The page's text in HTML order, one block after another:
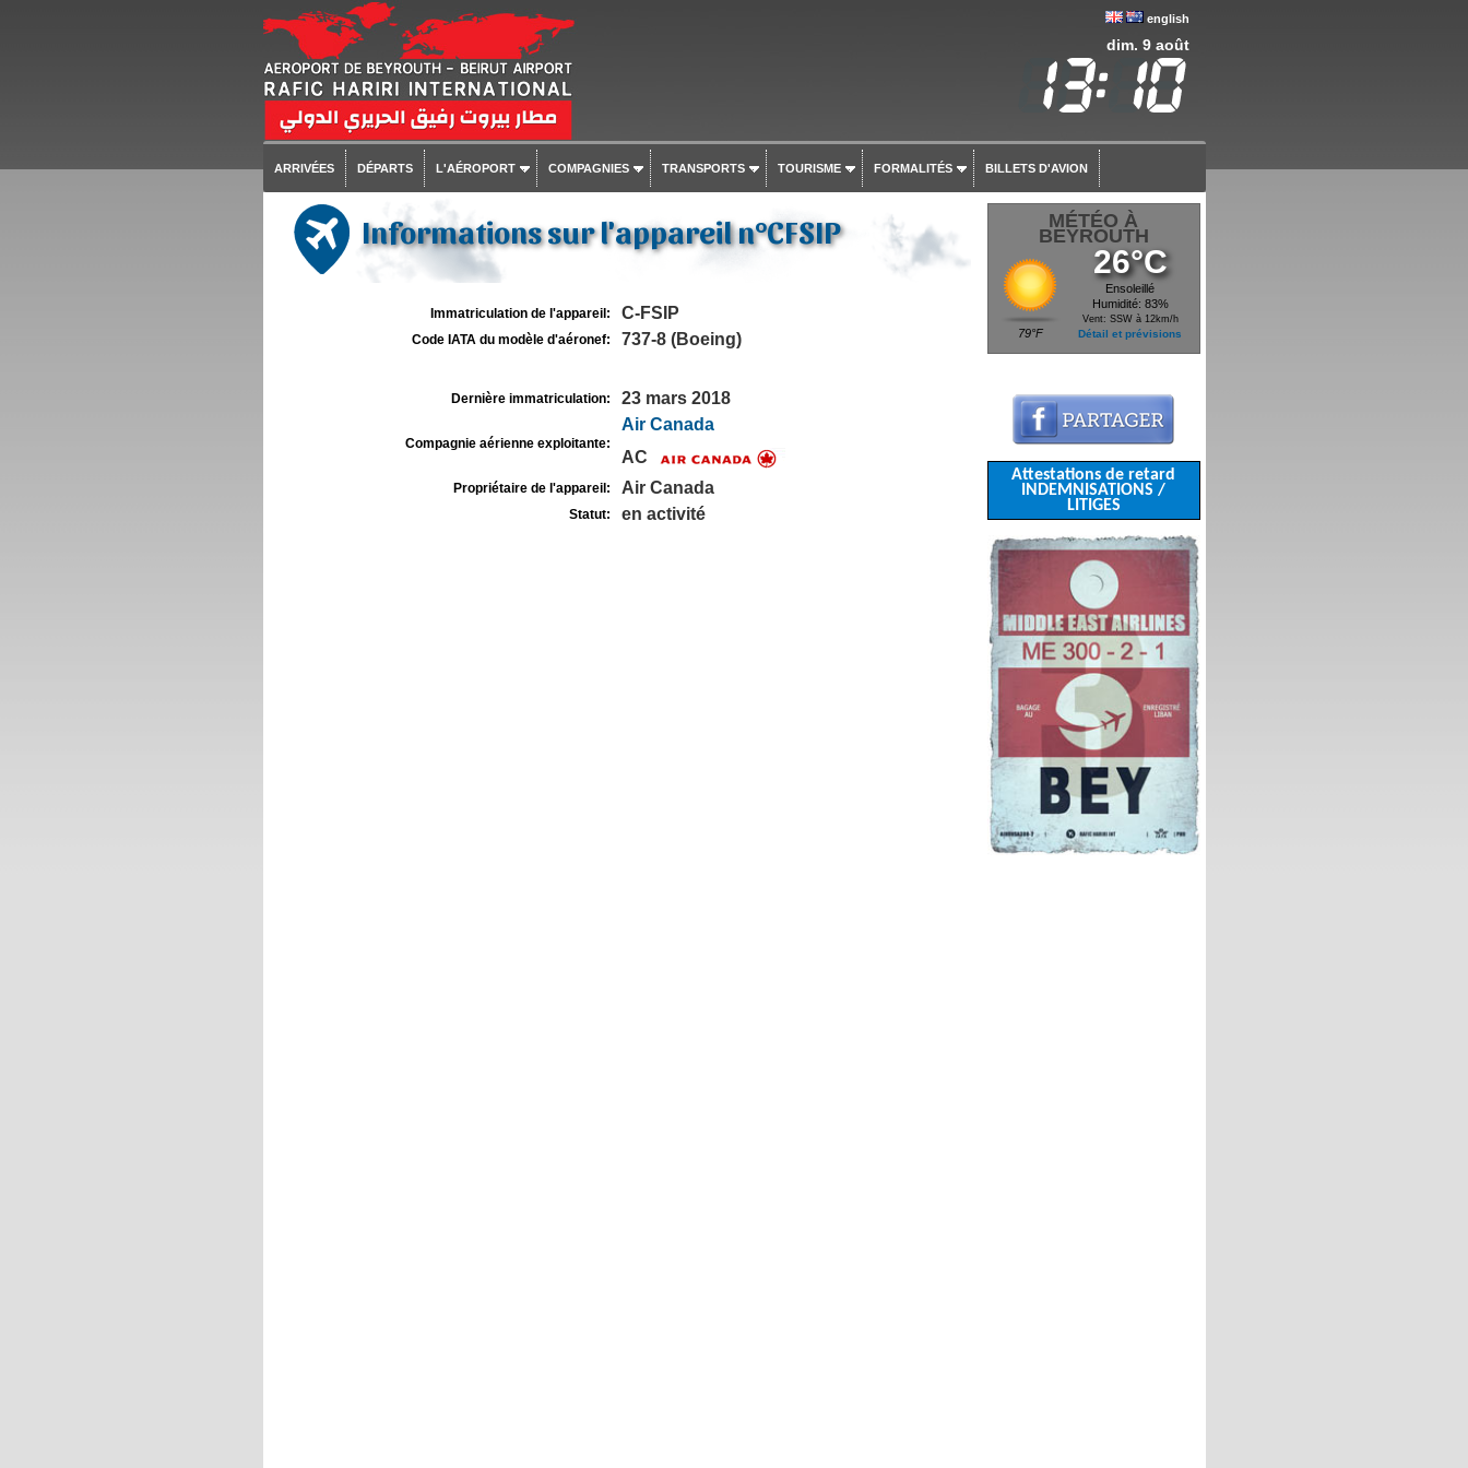
english
dim. 9 août
ARRIVÉES DÉPARTS L'AÉROPORT COMPAGNIES TRANSPORTS TOURISME FORMALITÉS BILLETS D'AVION
Informations sur l'appareil n°CFSIP
Immatriculation de l'appareil: C-FSIP
Code IATA du modèle d'aéronef: 737-8 (Boeing)
Dernière immatriculation: 23 mars 2018
Compagnie aérienne exploitante:
Air Canada
AC
Propriétaire de l'appareil: Air Canada
Statut: en activité
MÉTÉO À
BEYROUTH
79°F
26°C
Ensoleillé
Humidité: 83%
Vent: SSW à 12km/h
Détail et prévisions
Attestations de retard
INDEMNISATIONS /
LITIGES